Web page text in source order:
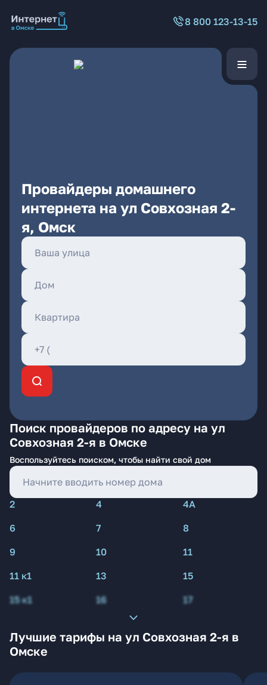
8 800 123-13-15
Провайдеры домашнего
интернета на ул Совхозная 2-
я, Омск
Поиск провайдеров по адресу на ул
Совхозная 2-я в Омске
Воспользуйтесь поиском, чтобы найти свой дом
2 4
4А
6
7
8
9
10
11
11 к1
13
15
15 к1
16 17
Лучшие тарифы на ул Совхозная 2-я в
Омске